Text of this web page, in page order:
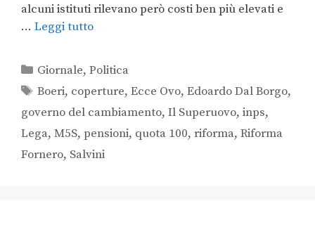
alcuni istituti rilevano però costi ben più elevati e
… Leggi tutto
Giornale,Politica
Boeri, coperture,Ecce Ovo,Edoardo Dal Borgo,
governo del cambiamento, Il Superuovo, inps,
Lega, M5S, pensioni, quota 100, riforma, Riforma
Fornero, Salvini